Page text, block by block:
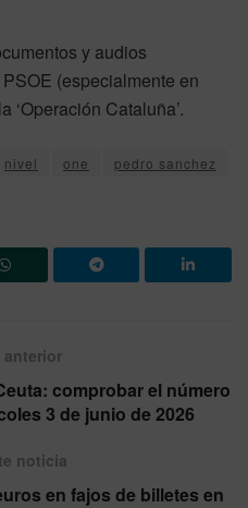
y audios
(especialmente en
‘Operación Cataluña’.
nivel one
pedro sanchez
anterior
comprobar el número
3 de junio de 2026
noticia
en fajos de billetes en